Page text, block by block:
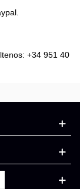
+34 951 40